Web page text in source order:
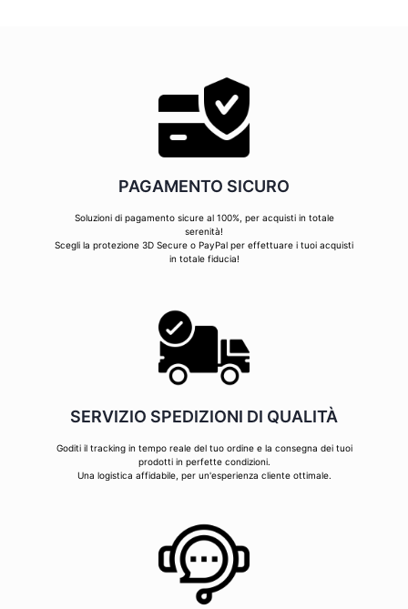
PAGAMENTO SICURO
Soluzioni di pagamento sicure al 100%, per acquisti in totale
serenità!
Scegli la protezione 3D Secure o PayPal per effettuare i tuoi acquisti
in totale fiducia!
SERVIZIO SPEDIZIONI DI QUALITÀ
Goditi il tracking in tempo reale del tuo ordine e la consegna dei tuoi
prodotti in perfette condizioni.
Una logistica affidabile, per un'esperienza cliente ottimale.